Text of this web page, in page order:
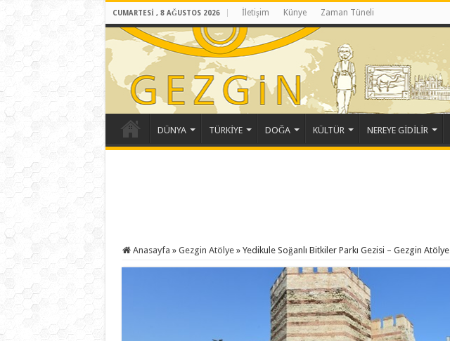
CUMARTESI , 8 AĞUSTOS 2026 İletişim Künye Zaman Tüneli
DÜNYA TÜRKİYE DOĞA KÜLTÜR NEREYE GİDİLİR
Anasayfa » Gezgin Atölye » Yedikule Soğanlı Bitkiler Parkı Gezisi – Gezgin Atölye